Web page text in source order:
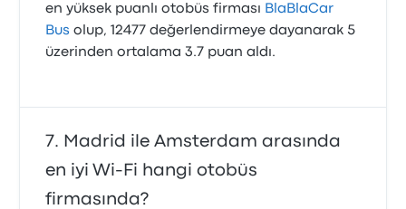
en yüksek puanlı otobüs firması BlaBlaCar
Bus olup, 12477 değerlendirmeye dayanarak 5
üzerinden ortalama 3.7 puan aldı.
Madrid ile Amsterdam arasında
en iyi Wi-Fi hangi otobüs
firmasında?